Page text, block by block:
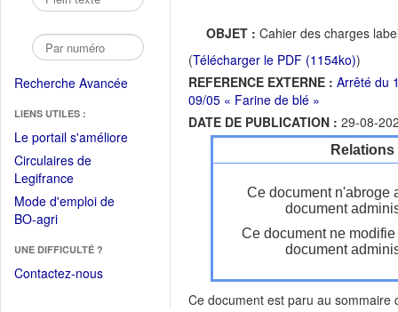
Recherche Avancée
LIENS UTILES :
Le portail s'améliore(Fichier
Circulaires de
Legifrance(Ouvrir
dans
une
fenêtre)
Mode d'emploi de
BO-agri(Ouvrir
une
nouvelle
UNE DIFFICULTÉ ?
Contactez-nous
OBJET : Cahier des charges
(Télécharger le PDF (1154ko))
REFERENCE EXTERNE : Arrêté du
09/05 « Farine de blé »
DATE DE PUBLICATION : 29-08-
Ce document n'abroge
document
Ce document ne
document
Ce document est paru au sommaire